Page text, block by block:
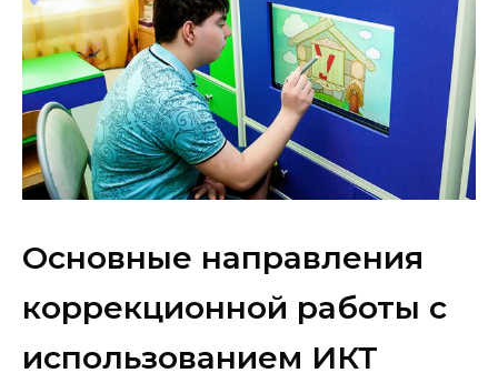
Основные направления
коррекционной работы с
использованием ИКТ